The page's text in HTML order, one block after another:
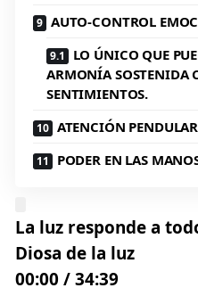
AUTO-CONTROL
LO ÚNICO QUE
ARMONÍA SOSTENIDA
SENTIMIENTOS.
ATENCIÓN PENDULAR
PODER EN LAS
La luz responde a
Diosa de la luz
00:00 /34:39